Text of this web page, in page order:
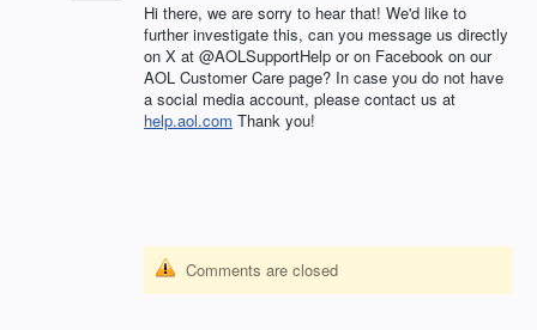
Hi there, we are sorry to hear that! We'd like to
further investigate this, can you message us directly
on X at @AOLSupportHelp or on Facebook on our
AOL Customer Care page? In case you do not have
a social media account, please contact us at
help.aol.com Thank you!
Comments are closed